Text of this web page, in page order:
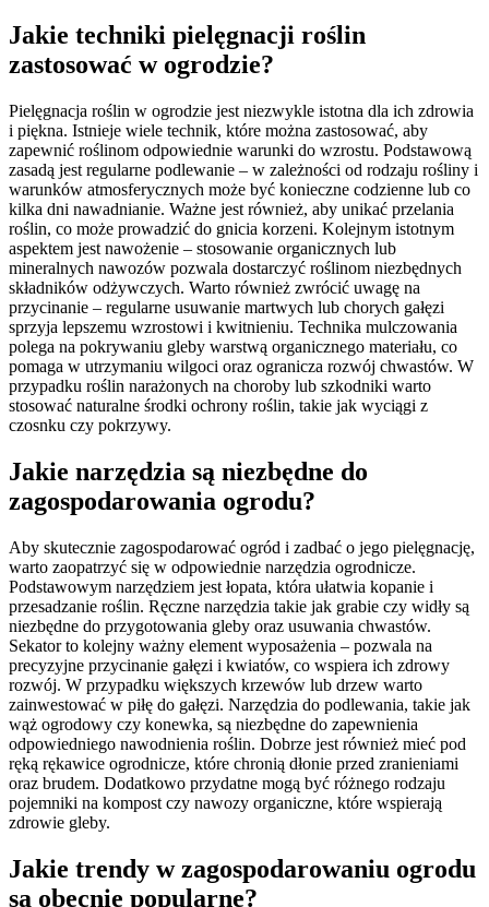
Jakie techniki pielęgnacji roślin
zastosować w ogrodzie?
Pielęgnacja roślin w ogrodzie jest niezwykle istotna dla ich zdrowia
i piękna. Istnieje wiele technik, które można zastosować, aby
zapewnić roślinom odpowiednie warunki do wzrostu. Podstawową
zasadą jest regularne podlewanie – w zależności od rodzaju rośliny i
warunków atmosferycznych może być konieczne codzienne lub co
kilka dni nawadnianie. Ważne jest również, aby unikać przelania
roślin, co może prowadzić do gnicia korzeni. Kolejnym istotnym
aspektem jest nawożenie – stosowanie organicznych lub
mineralnych nawozów pozwala dostarczyć roślinom niezbędnych
składników odżywczych. Warto również zwrócić uwagę na
przycinanie – regularne usuwanie martwych lub chorych gałęzi
sprzyja lepszemu wzrostowi i kwitnieniu. Technika mulczowania
polega na pokrywaniu gleby warstwą organicznego materiału, co
pomaga w utrzymaniu wilgoci oraz ogranicza rozwój chwastów. W
przypadku roślin narażonych na choroby lub szkodniki warto
stosować naturalne środki ochrony roślin, takie jak wyciągi z
czosnku czy pokrzywy.
Jakie narzędzia są niezbędne do
zagospodarowania ogrodu?
Aby skutecznie zagospodarować ogród i zadbać o jego pielęgnację,
warto zaopatrzyć się w odpowiednie narzędzia ogrodnicze.
Podstawowym narzędziem jest łopata, która ułatwia kopanie i
przesadzanie roślin. Ręczne narzędzia takie jak grabie czy widły są
niezbędne do przygotowania gleby oraz usuwania chwastów.
Sekator to kolejny ważny element wyposażenia – pozwala na
precyzyjne przycinanie gałęzi i kwiatów, co wspiera ich zdrowy
rozwój. W przypadku większych krzewów lub drzew warto
zainwestować w piłę do gałęzi. Narzędzia do podlewania, takie jak
wąż ogrodowy czy konewka, są niezbędne do zapewnienia
odpowiedniego nawodnienia roślin. Dobrze jest również mieć pod
ręką rękawice ogrodnicze, które chronią dłonie przed zranieniami
oraz brudem. Dodatkowo przydatne mogą być różnego rodzaju
pojemniki na kompost czy nawozy organiczne, które wspierają
zdrowie gleby.
Jakie trendy w zagospodarowaniu ogrodu
są obecnie popularne?